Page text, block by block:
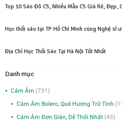
Top 10 Sáo Đô C5, Nhiều Mẫu C5 Giá Rẻ, Đẹp,
Học thổi sáo tại TP Hồ Chí Minh cùng Nghệ sĩ
Địa Chỉ Học Thổi Sáo Tại Hà Nội Tốt Nhất
Danh mục
Cảm Âm (731)
Cảm Âm Bolero, Quê Hương Trữ Tình
Cảm Âm Đơn Giản, Dễ Thổi Nhất (45)